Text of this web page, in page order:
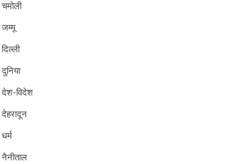
चमोली
जम्मू
दिल्ली
दुनिया
देश-विदेश
देहरादून
धर्म
नैनीताल